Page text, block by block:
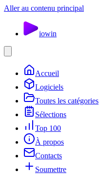
Aller au contenu principal
iowin
Accueil
Logiciels
Toutes les catégories
Sélections
Top 100
À propos
Contacts
Soumettre